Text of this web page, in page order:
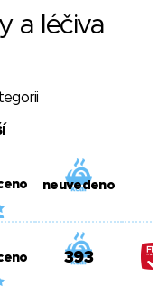
a léčiva
neuvedeno
393